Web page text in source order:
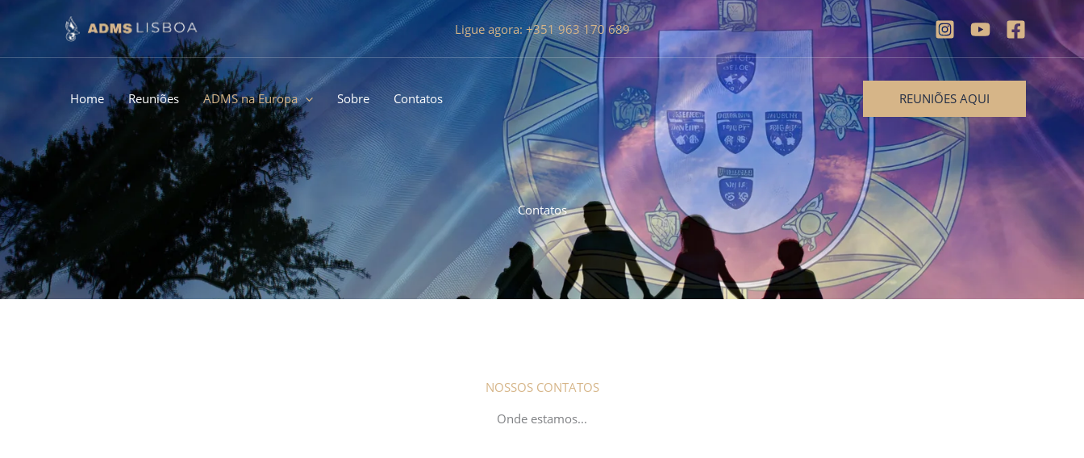
Ligue agora: +351 963 170 689
Home Reuniões ADMS na Europa Sobre Contatos REUNIÕES AQUI
Contatos
NOSSOS CONTATOS
Onde estamos...